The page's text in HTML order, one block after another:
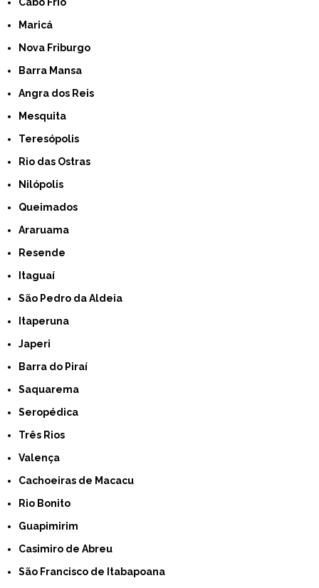
Maricá
Nova Friburgo
Barra Mansa
Angra dos Reis
Mesquita
Teresópolis
Rio das Ostras
Nilópolis
Queimados
Araruama
Resende
Itaguaí
São Pedro da Aldeia
Itaperuna
Japeri
Barra do Piraí
Saquarema
Seropédica
Três Rios
Valença
Cachoeiras de Macacu
Rio Bonito
Guapimirim
Casimiro de Abreu
São Francisco de Itabapoana